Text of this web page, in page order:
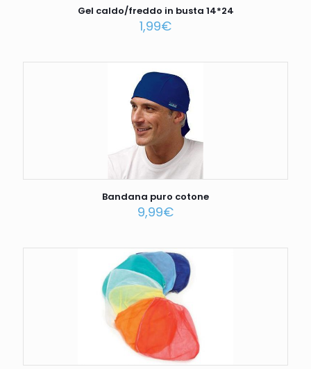
Gel caldo/freddo in busta 14*24
1,99€
Bandana puro cotone
9,99€